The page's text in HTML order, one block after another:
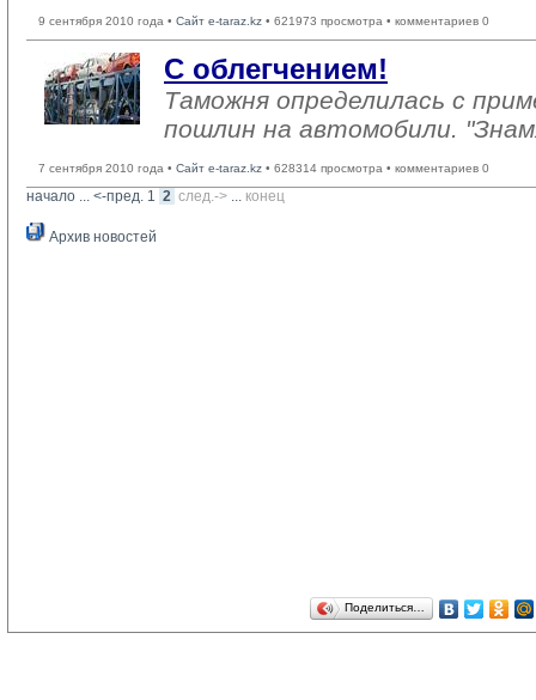
9 сентября 2010 года • Сайт e-taraz.kz • 621973 просмотра • комментариев 0
С облегчением!
Таможня определилась с
пошлин на автомобили.
7 сентября 2010 года • Сайт e-taraz.kz • 628314 просмотра • комментариев 0
начало ... <-пред. 1 2 след.-> ... конец
Архив новостей
Поделиться…